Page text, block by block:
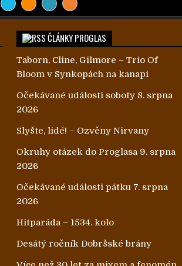
ČLÁNKY PROGLAS
Taborn, Cline, Gilmore – Trio Of
Bloom v Synkopách na kanapi
Očekávané události soboty 8. srpna
2026
Slyšte, lidé! – Ozvěny Nirvany
Okruhy otázek do Proglasa 9. srpna
2026
Očekávané události pátku 7. srpna
2026
Hitparáda – 1534. kolo
Desátý ročník Dobršské brány